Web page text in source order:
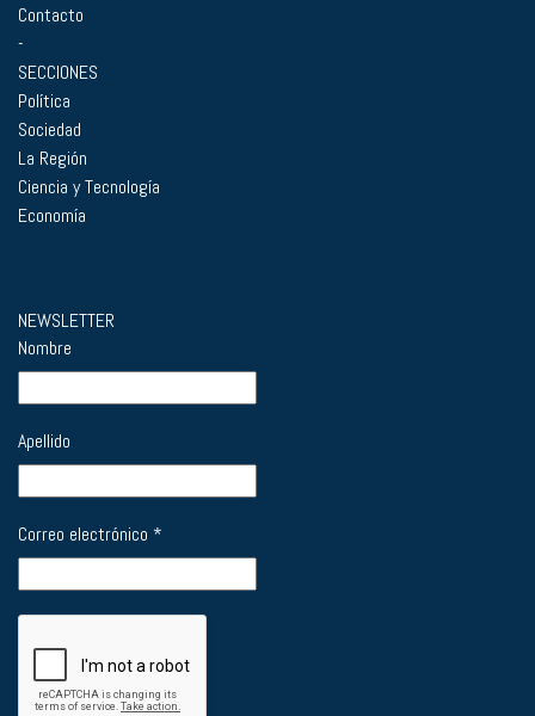
Contacto
-
SECCIONES
Política
Sociedad
La Región
Ciencia y Tecnología
Economía
NEWSLETTER
Nombre
Apellido
Correo electrónico *